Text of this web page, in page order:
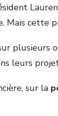
cette
plusieurs
leurs
sur la